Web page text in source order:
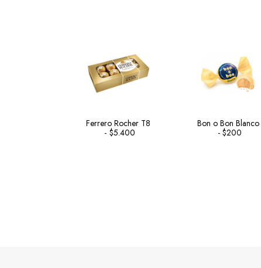
Ferrero Rocher T8
$5.400
Bon o Bon Blanco
$200